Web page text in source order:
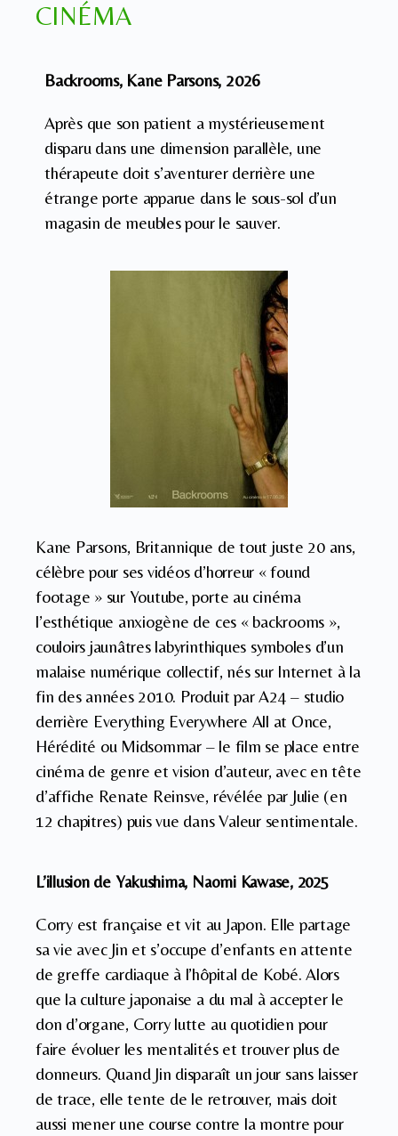
CINÉMA
Backrooms, Kane Parsons, 2026
Après que son patient a mystérieusement
disparu dans une dimension parallèle, une
thérapeute doit s’aventurer derrière une
étrange porte apparue dans le sous-sol d’un
magasin de meubles pour le sauver.
Kane Parsons, Britannique de tout juste 20 ans,
célèbre pour ses vidéos d’horreur « found
footage » sur Youtube, porte au cinéma
l’esthétique anxiogène de ces « backrooms »,
couloirs jaunâtres labyrinthiques symboles d’un
malaise numérique collectif, nés sur Internet à la
fin des années 2010. Produit par A24 – studio
derrière Everything Everywhere All at Once,
Hérédité ou Midsommar – le film se place entre
cinéma de genre et vision d’auteur, avec en tête
d’affiche Renate Reinsve, révélée par Julie (en
12 chapitres) puis vue dans Valeur sentimentale.
L’illusion de Yakushima, Naomi Kawase, 2025
Corry est française et vit au Japon. Elle partage
sa vie avec Jin et s’occupe d’enfants en attente
de greffe cardiaque à l’hôpital de Kobé. Alors
que la culture japonaise a du mal à accepter le
don d’organe, Corry lutte au quotidien pour
faire évoluer les mentalités et trouver plus de
donneurs. Quand Jin disparaît un jour sans laisser
de trace, elle tente de le retrouver, mais doit
aussi mener une course contre la montre pour